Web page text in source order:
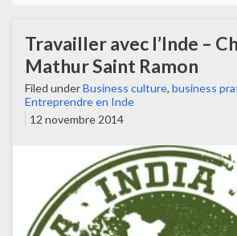
Travailler avec l’Inde –
Mathur Saint Ramon
Filed underBusiness culture, business
Entreprendre en Inde
12 novembre 2014